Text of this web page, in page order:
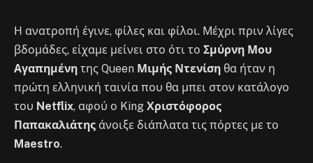
Η ανατροπή έγινε, φίλες και φίλοι. Μέχρι πριν λίγες
βδομάδες, είχαμε μείνει στο ότι το Σμύρνη Μου
Αγαπημένη της Queen Μιμής Ντενίση θα ήταν η
πρώτη ελληνική ταινία που θα μπει στον κατάλογο
του Netflix, αφού ο King Χριστόφορος
Παπακαλιάτης άνοιξε διάπλατα τις πόρτες με το
Maestro.